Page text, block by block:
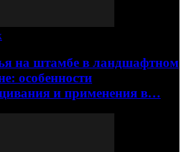
на штамбе в ландшафтном
особенности
и применения в…